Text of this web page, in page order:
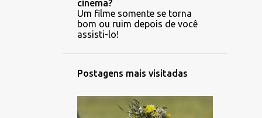
cinema?
Um filme somente se torna
bom ou ruim depois de você
assisti-lo!
Postagens mais visitadas